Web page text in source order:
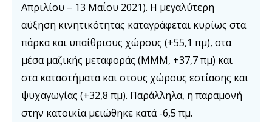
Απριλίου – 13 Μαΐου 2021). Η μεγαλύτερη
αύξηση κινητικότητας καταγράφεται κυρίως στα
πάρκα και υπαίθριους χώρους (+55,1 πμ), στα
μέσα μαζικής μεταφοράς (ΜΜΜ, +37,7 πμ) και
στα καταστήματα και στους χώρους εστίασης και
ψυχαγωγίας (+32,8 πμ). Παράλληλα, η παραμονή
στην κατοικία μειώθηκε κατά -6,5 πμ.